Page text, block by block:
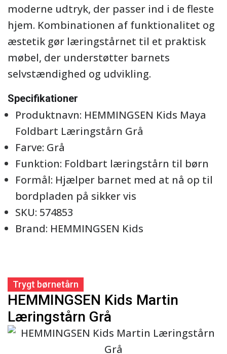
moderne udtryk, der passer ind i de fleste
hjem. Kombinationen af funktionalitet og
æstetik gør læringstårnet til et praktisk
møbel, der understøtter barnets
selvstændighed og udvikling.
Specifikationer
Produktnavn: HEMMINGSEN Kids Maya
Foldbart Læringstårn Grå
Farve: Grå
Funktion: Foldbart læringstårn til børn
Formål: Hjælper barnet med at nå op til
bordpladen på sikker vis
SKU: 574853
Brand: HEMMINGSEN Kids
Trygt børnetårn
HEMMINGSEN Kids Martin
Læringstårn Grå